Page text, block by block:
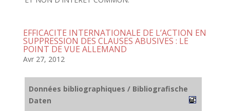
EFFICACITE INTERNATIONALE DE L’ACTION EN
SUPPRESSION DES CLAUSES ABUSIVES : LE
POINT DE VUE ALLEMAND
Avr 27, 2012
Données bibliographiques / Bibliografische
Daten